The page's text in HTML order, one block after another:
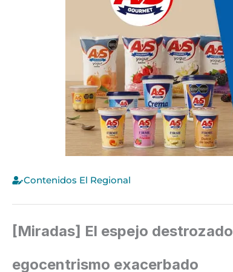
Contenidos El Regional
[Miradas] El espejo
egocentrismo exacerbado